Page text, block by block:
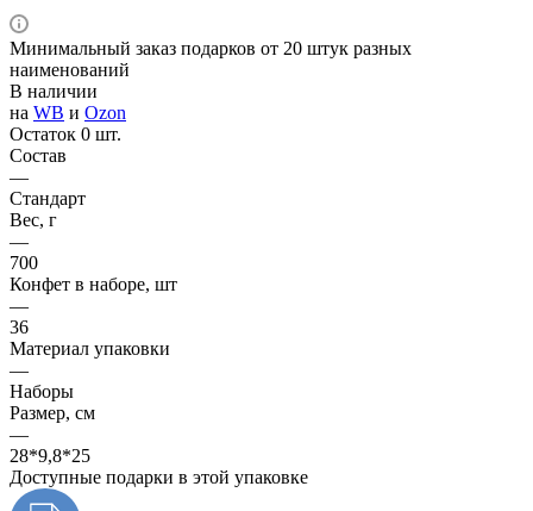
Минимальный заказ подарков от 20 штук разных
наименований
В наличии
на WB и Ozon
Остаток 0 шт.
Состав
—
Стандарт
Вес, г
—
700
Конфет в наборе, шт
—
36
Материал упаковки
—
Наборы
Размер, см
—
28*9,8*25
Доступные подарки в этой упаковке